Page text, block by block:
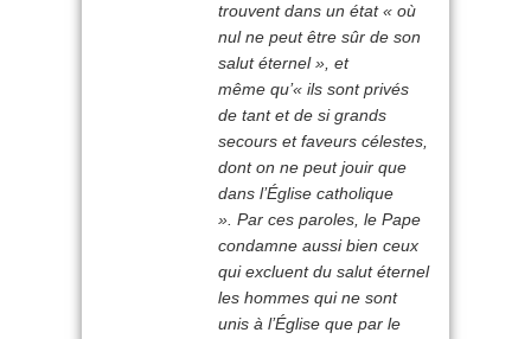
trouvent dans un état « où
nul ne peut être sûr de son
salut éternel », et
même qu’« ils sont privés
de tant et de si grands
secours et faveurs célestes,
dont on ne peut jouir que
dans l’Église catholique
». Par ces paroles, le Pape
condamne aussi bien ceux
qui excluent du salut éternel
les hommes qui ne sont
unis à l’Église que par le